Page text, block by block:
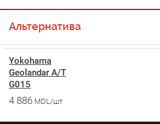
Альтернатива
Yokohama
Geolandar A/T
G015
4 886 MDL/шт